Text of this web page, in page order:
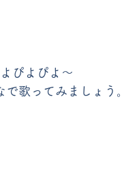
ぴよぴよ～
歌ってみましょう。